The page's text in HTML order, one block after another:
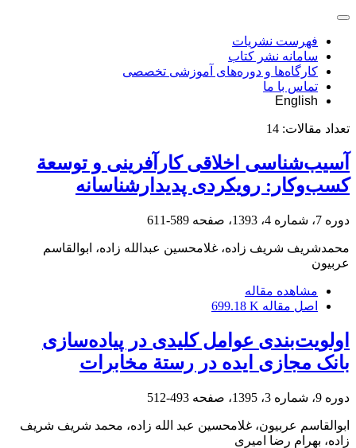
فهرست نشریات
سامانه نشر کتاب
کارگاه‌ها و دوره‌های آموزشی تخصصی
تماس با ما
English
تعداد مقالات: 14
آسیب‌شناسی اخلاقی کارآفرینی و توسعة
کسب‌وکار: رویکردی پدیدارشناسانه
دوره 7، شماره 4، 1393، صفحه 589-611
محمدشریف شریف زاده، غلامحسین عبدالله زاده، ابوالقاسم
عربیون
مشاهده مقاله
اصل مقاله 699.18 K
اولویت‌بندی عوامل کلیدی در پیاده‌سازی
بانک مجازی ایده در رستة مخابرات
دوره 9، شماره 3، 1395، صفحه 493-512
ابوالقاسم عربیون، غلامحسین عبد الله زاده، محمد شریف شریف
زاده، بهرام رضا امیری